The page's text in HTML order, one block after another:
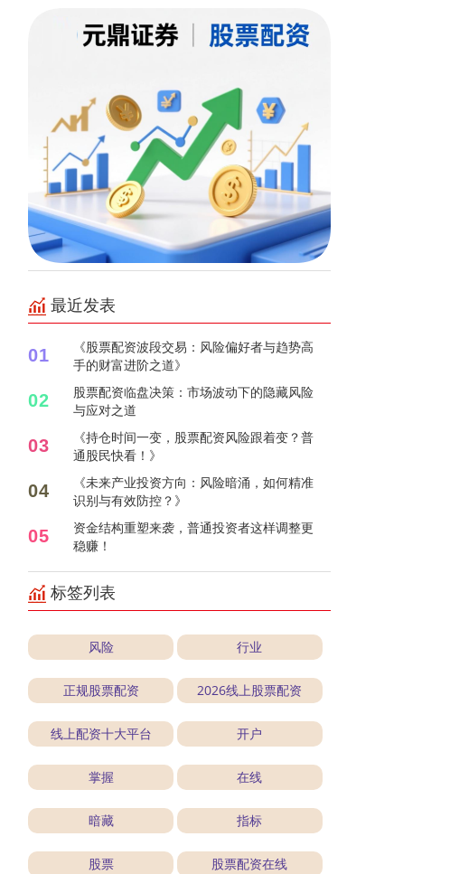
最近发表
01
《股票配资波段交易：风险偏好者与趋势高
手的财富进阶之道》
02
股票配资临盘决策：市场波动下的隐藏风险
与应对之道
03
《持仓时间一变，股票配资风险跟着变？普
通股民快看！》
04
《未来产业投资方向：风险暗涌，如何精准
识别与有效防控？》
05
资金结构重塑来袭，普通投资者这样调整更
稳赚！
标签列表
风险 行业
正规股票配资 2026线上股票配资
线上配资十大平台 开户
掌握 在线
暗藏 指标
股票 股票配资在线